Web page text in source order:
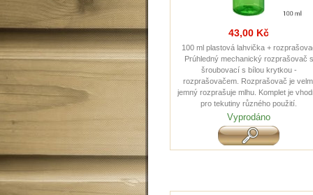
43,00 Kč
100 ml plastová lahvička +
Prúhledný mechanický rozprašovač s
šroubovací s bílou krytkou -
rozprašovačem. Rozprašovač je
jemný rozprašuje mlhu. Komplet je
pro tekutiny různého použití.
Vyprodáno